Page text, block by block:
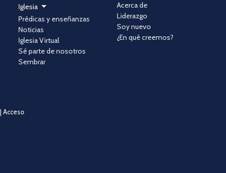
Iglesia
Prédicas y enseñanzas
Noticias
Iglesia Virtual
Sé parte de nosotros
Sembrar
Acerca de
Liderazgo
Soy nuevo
¿En qué creemos?
Acceso